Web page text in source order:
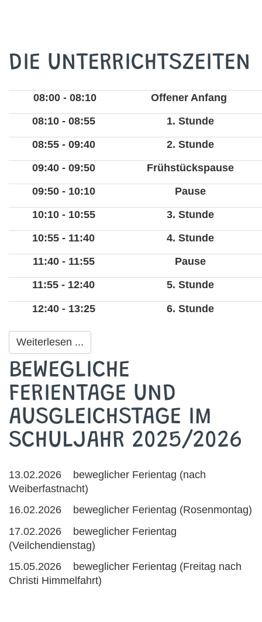
DIE UNTERRICHTSZEITEN
08:00 - 08:10
Offener Anfang
08:10 - 08:55
1. Stunde
08:55 - 09:40
2. Stunde
09:40 - 09:50
Frühstückspause
09:50 - 10:10
Pause
10:10 - 10:55
3. Stunde
10:55 - 11:40
4. Stunde
11:40 - 11:55
Pause
11:55 - 12:40
5. Stunde
12:40 - 13:25 6. Stunde
Weiterlesen ...
BEWEGLICHE
FERIENTAGE UND
AUSGLEICHSTAGE IM
SCHULJAHR 2025/2026
13.02.2026 beweglicher Ferientag (nach
Weiberfastnacht)
16.02.2026 beweglicher Ferientag (Rosenmontag)
17.02.2026 beweglicher Ferientag
(Veilchendienstag)
15.05.2026 beweglicher Ferientag (Freitag nach
Christi Himmelfahrt)